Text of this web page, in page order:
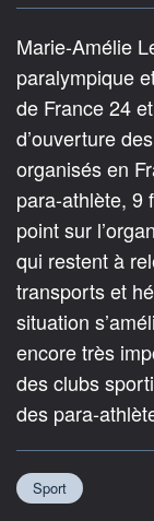
Marie-Amélie
paralympique
de France 24
d’ouverture
organisés en
para-athlète, 9
point sur
qui restent à
transports et
situation
encore très
des clubs
des para-
Sport